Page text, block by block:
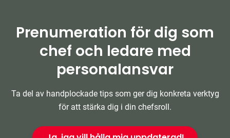
Prenumeration för dig som
chef och ledare med
personalansvar
Ta del av handplockade tips som ger dig konkreta verktyg
för att stärka dig i din chefsroll.